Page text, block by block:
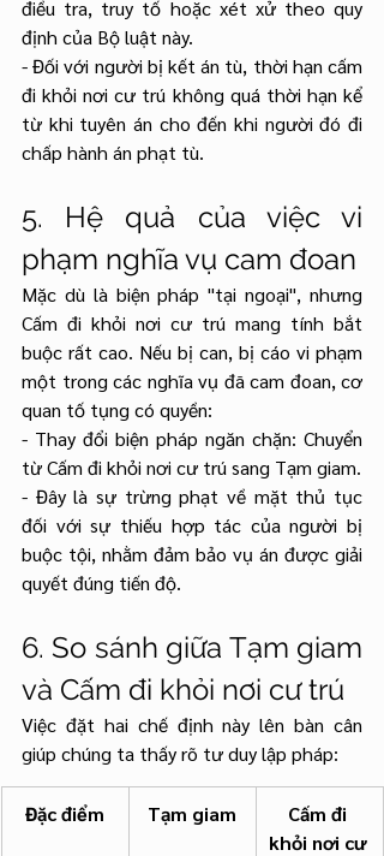
điều tra, truy tố hoặc xét xử theo quy
định của Bộ luật này.
- Đối với người bị kết án tù, thời hạn cấm
đi khỏi nơi cư trú không quá thời hạn kể
từ khi tuyên án cho đến khi người đó đi
chấp hành án phạt tù.
5. Hệ quả của việc vi
phạm nghĩa vụ cam đoan
Mặc dù là biện pháp "tại ngoại", nhưng
Cấm đi khỏi nơi cư trú mang tính bắt
buộc rất cao. Nếu bị can, bị cáo vi phạm
một trong các nghĩa vụ đã cam đoan, cơ
quan tố tụng có quyền:
- Thay đổi biện pháp ngăn chặn: Chuyển
từ Cấm đi khỏi nơi cư trú sang Tạm giam.
- Đây là sự trừng phạt về mặt thủ tục
đối với sự thiếu hợp tác của người bị
buộc tội, nhằm đảm bảo vụ án được giải
quyết đúng tiến độ.
6. So sánh giữa Tạm giam
và Cấm đi khỏi nơi cư trú
Việc đặt hai chế định này lên bàn cân
giúp chúng ta thấy rõ tư duy lập pháp:
Đặc điểm Tạm giam
Cấm đi
khỏi nơi cư